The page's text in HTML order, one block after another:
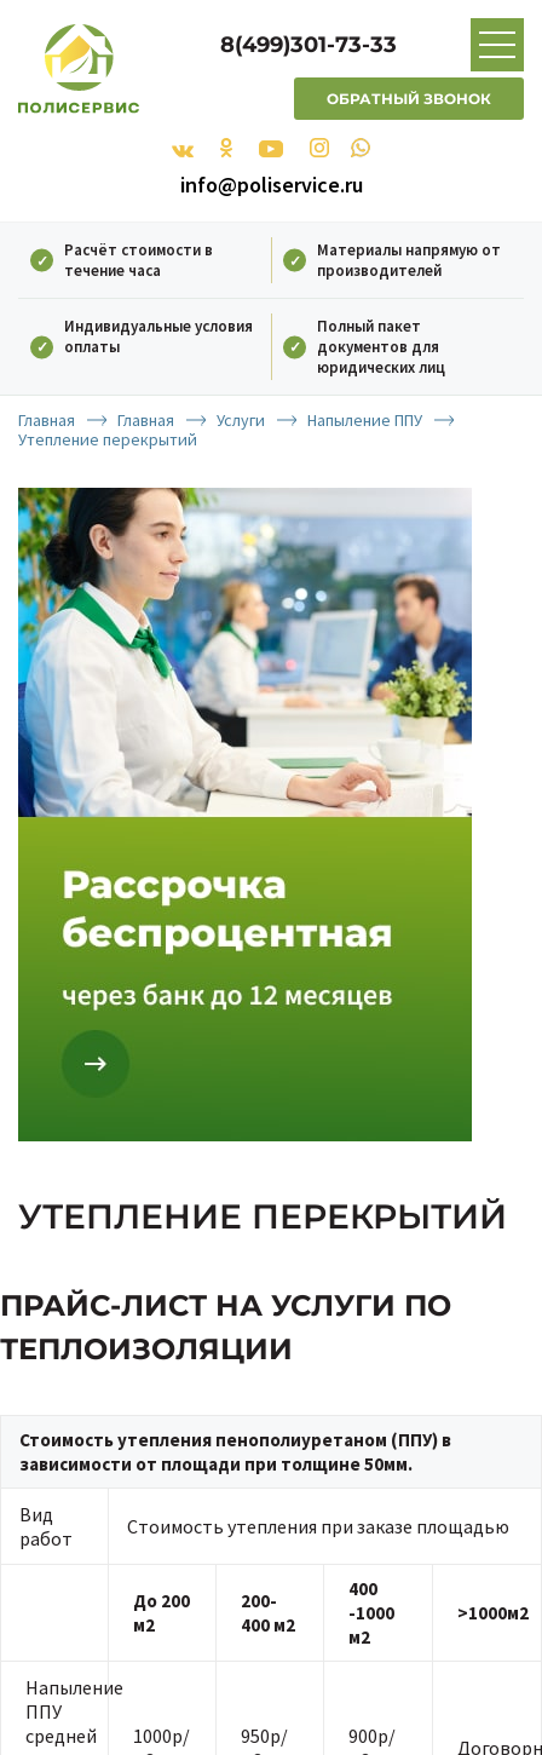
8(499)301-73-33
ОБРАТНЫЙ ЗВОНОК
info@poliservice.ru
Расчёт стоимости в
течение часа
Материалы напрямую от
производителей
Индивидуальные условия
оплаты
Полный пакет
документов для
юридических лиц
Главная Главная Услуги
Напыление ППУ
Утепление перекрытий
УТЕПЛЕНИЕ ПЕРЕКРЫТИЙ
ПРАЙС-ЛИСТ НА УСЛУГИ ПО
ТЕПЛОИЗОЛЯЦИИ
Стоимость утепления пенополиуретаном (ППУ) в
зависимости от площади при толщине 50мм.
Вид
работ
Стоимость утепления при заказе площадью
До 200
м2
200-
400 м2
400
-1000
м2
>1000м2
Напыление
ППУ
средней
1000р/
950р/
900р/